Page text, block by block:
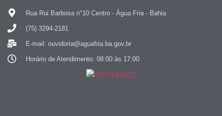
Rua Rui Barbosa n°10 Centro - Água Fria - Bahia
(75) 3294-2181
E-mail: ouvidoria@aguafria.ba.gov.br
Horário de Atendimento: 08:00 às 17:00